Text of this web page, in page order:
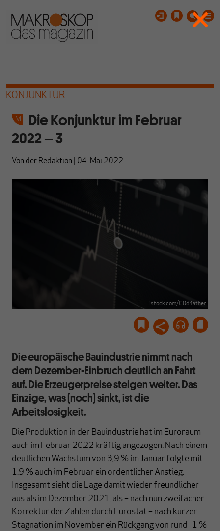
KONJUNKTUR
Die Konjunktur im Februar
2022 – 3
Von der Redaktion 04. Mai 2022
istock.com/G0d4ather
Die europäische Bauindustrie nimmt nach
dem Dezember-Einbruch deutlich an Fahrt
auf. Die Erzeugerpreise steigen weiter. Das
Einzige, was (noch) sinkt, ist die
Arbeitslosigkeit.
Die Produktion in der Bauindustrie hat im Euroraum
auch im Februar 2022 kräftig angezogen. Nach einem
deutlichen Wachstum von 3,9 % im Januar folgte mit
1,9 % auch im Februar ein ordentlicher Anstieg.
Insgesamt sieht die Lage damit wieder freundlicher
aus als im Dezember 2021, als – nach nun zweifacher
Korrektur der Zahlen durch Eurostat – nach kurzer
Stagnation im November ein Rückgang von rund -1 %